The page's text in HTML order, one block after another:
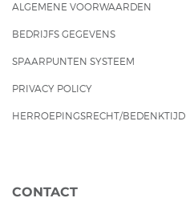
ALGEMENE VOORWAARDEN
BEDRIJFS GEGEVENS
SPAARPUNTEN SYSTEEM
PRIVACY POLICY
HERROEPINGSRECHT/BEDENKTIJD
CONTACT